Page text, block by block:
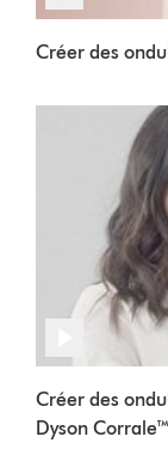
Créer des
Créer des
Dyson Corrale™